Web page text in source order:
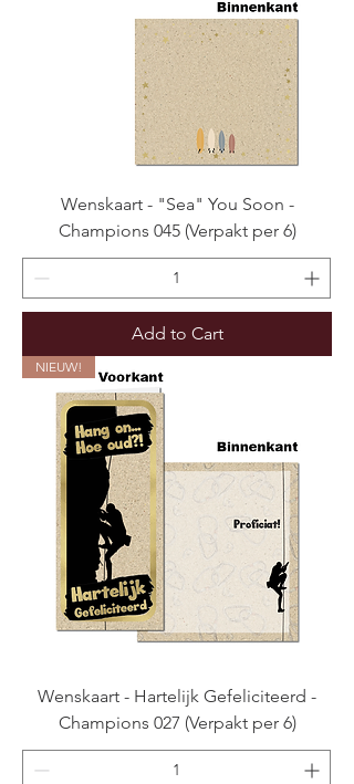
Wenskaart - "Sea" You Soon -
Champions 045 (Verpakt per 6)
Add to Cart
NIEUW!
Wenskaart - Hartelijk Gefeliciteerd -
Champions 027 (Verpakt per 6)